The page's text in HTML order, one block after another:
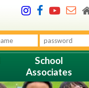
School
Associates